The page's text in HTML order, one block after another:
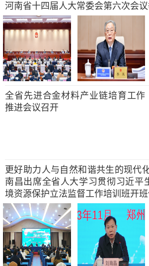
河南省十四届人大常委会第六次会
全省先进合金材料产业链培育工作
推进会议召开
更好助力人与自然和谐共生的现代
南昌出席全省人大学习贯彻习近平
境资源保护立法监督工作培训班开